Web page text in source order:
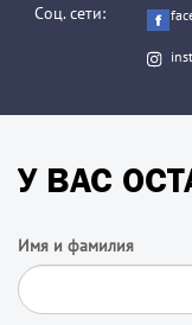
Соц. сети:
У ВАС
Имя и фамилия